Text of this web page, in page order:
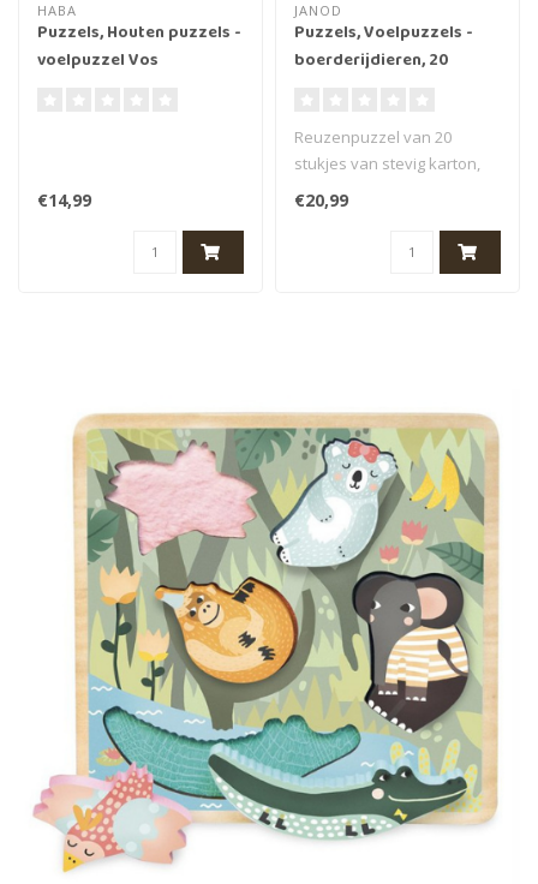
HABA
Puzzels, Houten puzzels -
voelpuzzel Vos
€14,99
JANOD
Puzzels, Voelpuzzels -
boerderijdieren, 20
Reuzenpuzzel van 20
stukjes van stevig karton,
met 7 beklede stukjes
(vacht van ..
€20,99